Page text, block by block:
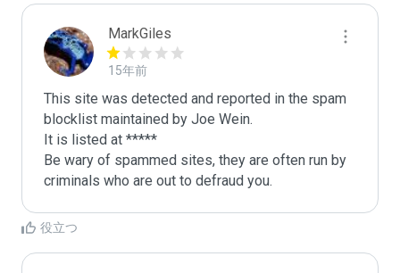
MarkGiles
15年前
This site was detected and reported in the spam
blocklist maintained by Joe Wein.
It is listed at *****
Be wary of spammed sites, they are often run by
criminals who are out to defraud you.
役立つ